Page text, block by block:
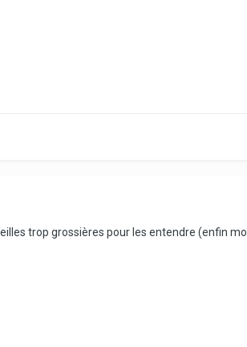
trop grossières pour les entendre (enfin